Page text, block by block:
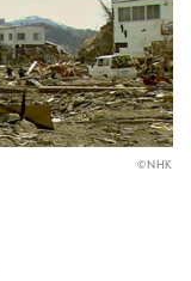
©NHK